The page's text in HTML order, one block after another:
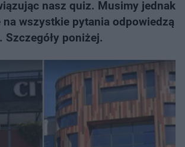
nasz quiz. Musimy jednak
na wszystkie pytania odpowiedzą
poniżej.